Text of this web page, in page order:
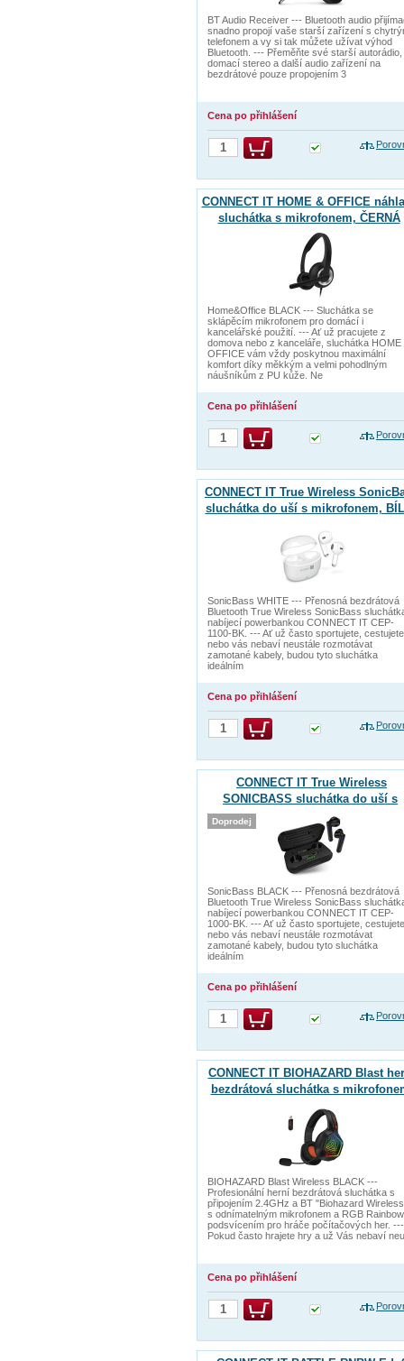
BT Audio Receiver --- Bluetooth audio
snadno propojí vaše starší zařízení s
telefonem a vy si tak můžete užívat výhod
Bluetooth. --- Přeměňte své starší autorádio,
domací stereo a další audio zařízení na
bezdrátové pouze propojením 3
Cena po přihlášení
CONNECT IT HOME & OFFICE
sluchátka s mikrofonem, ČERNÁ
Home&Office BLACK --- Sluchátka se
sklápěcím mikrofonem pro domácí i
kancelářské použití. --- Ať už pracujete z
domova nebo z kanceláře, sluchátka HOME
OFFICE vám vždy poskytnou maximální
komfort díky měkkým a velmi pohodlným
náušníkům z PU kůže. Ne
Cena po přihlášení
CONNECT IT True Wireless
sluchátka do uší s mikrofonem,
SonicBass WHITE --- Přenosná bezdrátová
Bluetooth True Wireless SonicBass
nabíjecí powerbankou CONNECT IT CEP-
1100-BK. --- Ať už často sportujete, cestujete
nebo vás nebaví neustále rozmotávat
zamotané kabely, budou tyto sluchátka
ideálním
Cena po přihlášení
CONNECT IT True Wireless
SONICBASS sluchátka do uší s
mikrofonem, ČERNÁ
SonicBass BLACK --- Přenosná bezdrátová
Bluetooth True Wireless SonicBass
nabíjecí powerbankou CONNECT IT CEP-
1000-BK. --- Ať už často sportujete, cestujete
nebo vás nebaví neustále rozmotávat
zamotané kabely, budou tyto sluchátka
ideálním
Cena po přihlášení
Doprodej
CONNECT IT BIOHAZARD Blast
bezdrátová sluchátka s
1xJack+USB ČERNÁ
BIOHAZARD Blast Wireless BLACK ---
Profesionální herní bezdrátová sluchátka s
připojením 2.4GHz a BT "Biohazard
s odnímatelným mikrofonem a RGB Rainbow
podsvícením pro hráče počítačových her. ---
Pokud často hrajete hry a už Vás nebaví
Cena po přihlášení